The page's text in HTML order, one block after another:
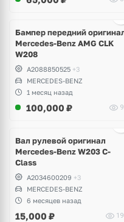
Бампер передний
Mercedes-Benz AMG CLK
W208
A2088850525 +3
MERCEDES-BENZ
1 месяц назад
100,000 ₽
Вал рулевой оригинал
Mercedes-Benz W203 C-
Class
A2034600209 +3
MERCEDES-BENZ
6 месяцев назад
15,000 ₽